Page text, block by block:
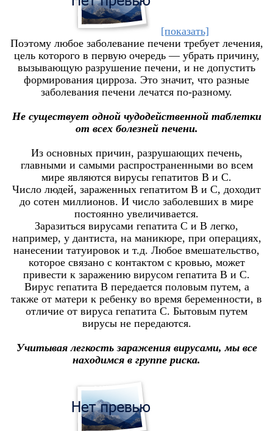
[показать]
Поэтому любое заболевание печени требует лечения,
цель которого в первую очередь — убрать причину,
вызывающую разрушение печени, и не допустить
формирования цирроза. Это значит, что разные
заболевания печени лечатся по-разному.
Не существует одной чудодейственной таблетки
от всех болезней печени.
Из основных причин, разрушающих печень,
главными и самыми распространенными во всем
мире являются вирусы гепатитов B и C.
Число людей, зараженных гепатитом В и С, доходит
до сотен миллионов. И число заболевших в мире
постоянно увеличивается.
Заразиться вирусами гепатита С и В легко,
например, у дантиста, на маникюре, при операциях,
нанесении татуировок и т.д. Любое вмешательство,
которое связано с контактом с кровью, может
привести к заражению вирусом гепатита B и C.
Вирус гепатита В передается половым путем, а
также от матери к ребенку во время беременности, в
отличие от вируса гепатита С. Бытовым путем
вирусы не передаются.
Учитывая легкость заражения вирусами, мы все
находимся в группе риска.